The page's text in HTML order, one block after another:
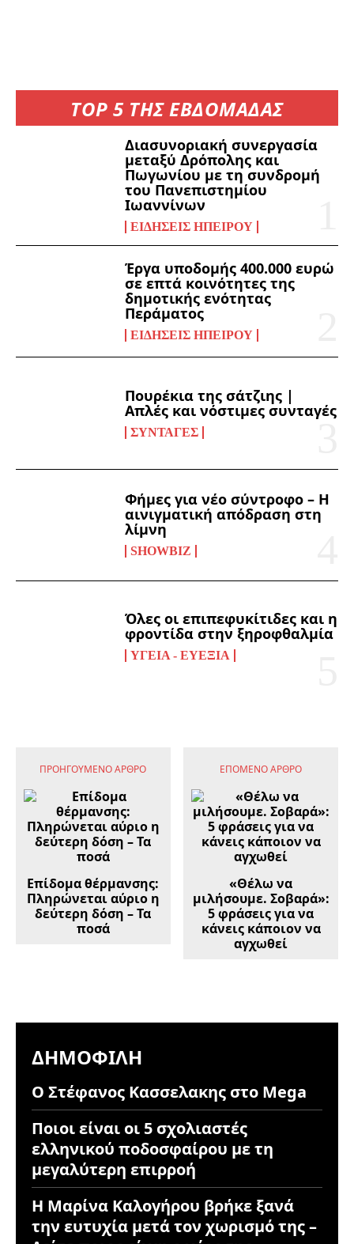
TOP 5 ΤΗΣ ΕΒΔΟΜΑΔΑΣ
Διασυνοριακή συνεργασία
μεταξύ Δρόπολης και
Πωγωνίου με τη συνδρομή
του Πανεπιστημίου
Ιωαννίνων
ΕΙΔΉΣΕΙΣ ΗΠΕΊΡΟΥ
Έργα υποδομής 400.000 ευρώ
σε επτά κοινότητες της
δημοτικής ενότητας
Περάματος
ΕΙΔΉΣΕΙΣ ΗΠΕΊΡΟΥ
Πουρέκια της σάτζιης |
Απλές και νόστιμες συνταγές
ΣΥΝΤΑΓΈΣ
Φήμες για νέο σύντροφο – Η
αινιγματική απόδραση στη
λίμνη
SHOWBIZ
Όλες οι επιπεφυκίτιδες και η
φροντίδα στην ξηροφθαλμία
ΥΓΕΊΑ - ΕΥΕΞΊΑ
ΠΡΟΗΓΟΎΜΕΝΟ ΆΡΘΡΟ
Επίδομα θέρμανσης:
Πληρώνεται αύριο η
δεύτερη δόση – Τα
ποσά
ΕΠΌΜΕΝΟ ΆΡΘΡΟ
«Θέλω να
μιλήσουμε. Σοβαρά»:
5 φράσεις για να
κάνεις κάποιον να
αγχωθεί
ΔΗΜΟΦΙΛΉ
Ο Στέφανος Κασσελακης στο Mega
Ποιοι είναι οι 5 σχολιαστές
ελληνικού ποδοσφαίρου με τη
μεγαλύτερη επιρροή
Η Μαρίνα Καλογήρου βρήκε ξανά
την ευτυχία μετά τον χωρισμό της –